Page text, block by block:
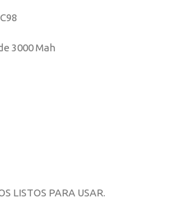
3000 Mah
LISTOS PARA USAR.